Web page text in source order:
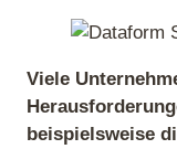
Viele
beispielsweise